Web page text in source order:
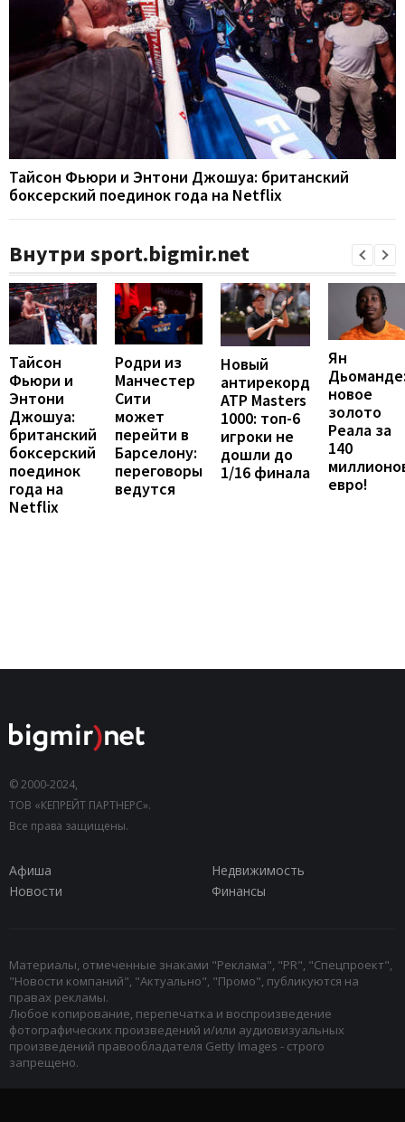
Тайсон Фьюри и Энтони Джошуа: британский
боксерский поединок года на Netflix
Внутри sport.bigmir.net
Тайсон
Фьюри и
Энтони
Джошуа:
британский
боксерский
поединок
года на
Netflix
Родри из
Манчестер
Сити
может
перейти в
Барселону:
переговоры
ведутся
Новый
антирекорд
ATP Masters
1000: топ-6
игроки не
дошли до
1/16 финала
Ян
новое
золото
Реала за
140
евро!
© 2000-2024,
ТОВ «КЕПРЕЙТ ПАРТНЕРС».
Все права защищены.
Афиша
Недвижимость
Новости
Финансы
Материалы, отмеченные знаками "Реклама", "PR", "Спецпроект",
"Новости компаний", "Актуально", "Промо", публикуются на
правах рекламы.
Любое копирование, перепечатка и воспроизведение
фотографических произведений и/или аудиовизуальных
произведений правообладателя Getty Images - строго
запрещено.